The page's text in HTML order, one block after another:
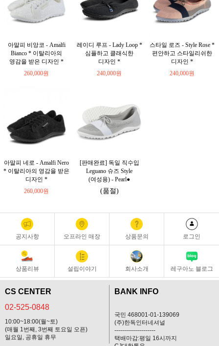
아말피 비앙코 - Amalfi
Bianco * 이탈리아의
영감을 받은 디자인 *
260,000원
레이디 루프 - Lady Loop *
심플하고 클래식한
디자인 *
240,000원
스타일 로즈 - Style Rose *
편안하고 스타일리쉬한
디자인 *
240,000원
아말피 네로 - Amalfi Nero
* 이탈리아의 영감을 받은
디자인 *
260,000원
[판매완료] 독일 직수입
Leguano 슈즈 Style
(여성용) - Pearl●
(품절)
공지사항 오프라인 매장 상품문의 로그인
상품리뷰 설립이야기 회사소개 레구아노 블로그
CS CENTER
02-525-0848
10:00~18:00(월~토)
(매월 1번째, 3번째 토요일 오픈)
일요일, 공휴일 휴무
BANK INFO
국민 468001-01-139069
(주)한독인터네셔널
---------------------
택배마감:평일 16시까지